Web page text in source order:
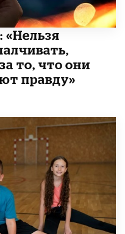
«Нельзя
то, что они
правду»